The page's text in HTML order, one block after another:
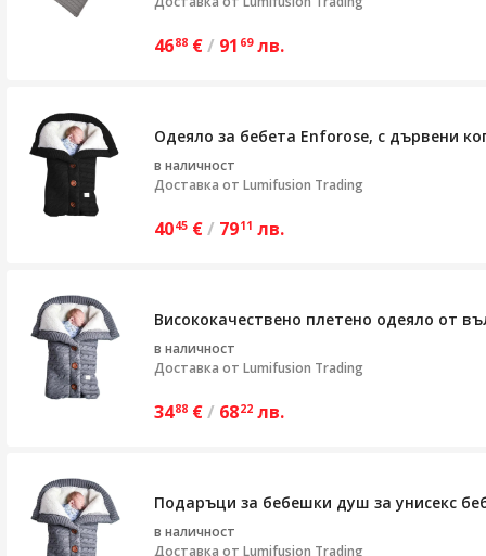
4688 €/ 91 69 лв.
Одеяло за бебета Enforose, с дървени
в наличност
Доставка от Lumifusion Trading
4045 €/ 7911 лв.
Висококачествено плетено одеяло от
в наличност
Доставка от Lumifusion Trading
3488 €/ 6822 лв.
Подаръци за бебешки душ за унисекс
в наличност
Доставка от Lumifusion Trading